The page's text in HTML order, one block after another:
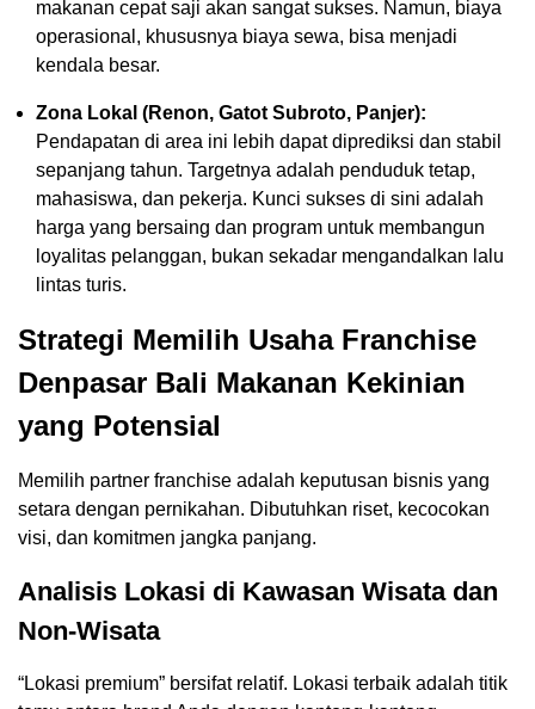
makanan cepat saji akan sangat sukses. Namun, biaya
operasional, khususnya biaya sewa, bisa menjadi
kendala besar.
Zona Lokal (Renon, Gatot Subroto, Panjer):
Pendapatan di area ini lebih dapat diprediksi dan stabil
sepanjang tahun. Targetnya adalah penduduk tetap,
mahasiswa, dan pekerja. Kunci sukses di sini adalah
harga yang bersaing dan program untuk membangun
loyalitas pelanggan, bukan sekadar mengandalkan lalu
lintas turis.
Strategi Memilih Usaha Franchise
Denpasar Bali Makanan Kekinian
yang Potensial
Memilih partner franchise adalah keputusan bisnis yang
setara dengan pernikahan. Dibutuhkan riset, kecocokan
visi, dan komitmen jangka panjang.
Analisis Lokasi di Kawasan Wisata dan
Non-Wisata
“Lokasi premium” bersifat relatif. Lokasi terbaik adalah titik